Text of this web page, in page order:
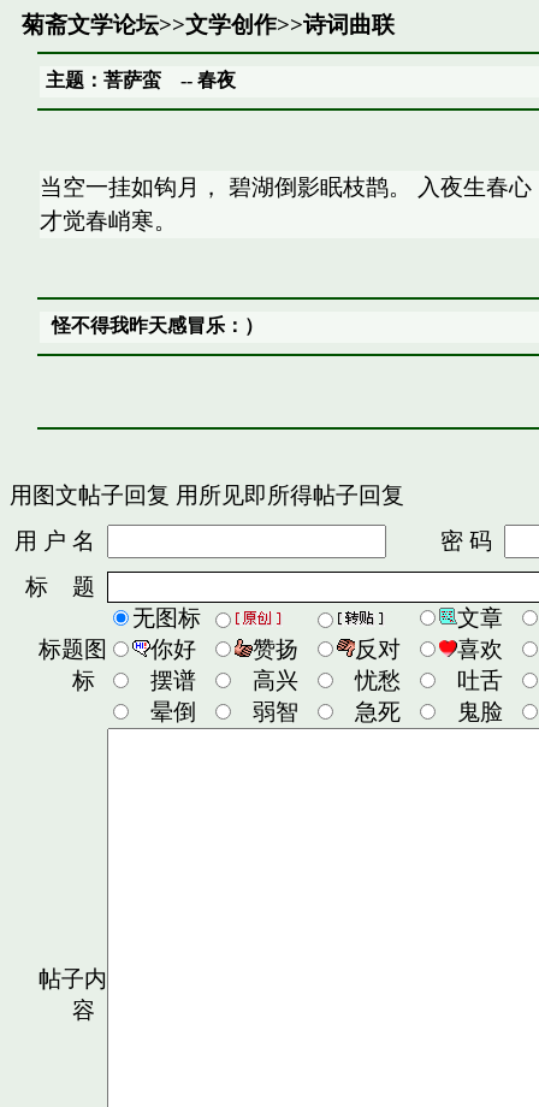
菊斋文学论坛>>文学创作>>诗词曲联
主题：菩萨蛮 -- 春夜
当空一挂如钩月， 碧湖倒影眠枝鹊。 入夜生春
才觉春峭寒。
怪不得我昨天感冒乐：）
用图文帖子回复 用所见即所得帖子回复
用 户 名
密 码
标 题
标题图
标
无图标
文章
你好
赞扬 反对
喜欢
摆谱
高兴 忧愁
吐舌
晕倒
弱智 急死 鬼脸
帖子内
容